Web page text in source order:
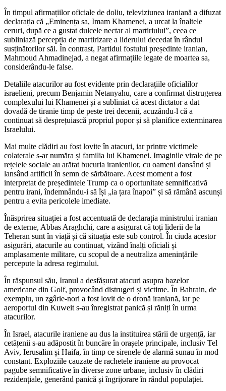
În timpul afirmațiilor oficiale de doliu, televiziunea iraniană a difuzat
declarația că „Eminența sa, Imam Khamenei, a urcat la înaltele
ceruri, după ce a gustat dulcele nectar al martiriului”, ceea ce
subliniază percepția de martirizare a liderului decedat în rândul
susținătorilor săi. În contrast, Partidul fostului președinte iranian,
Mahmoud Ahmadinejad, a negat afirmațiile legate de moartea sa,
considerându-le false.
Detaliile atacurilor au fost evidente prin declarațiile oficialilor
israelieni, precum Benjamin Netanyahu, care a confirmat distrugerea
complexului lui Khamenei și a subliniat că acest dictator a dat
dovadă de tiranie timp de peste trei decenii, acuzându-l că a
continuat să desprețuiască propriul popor și să planifice exterminarea
Israelului.
Mai multe clădiri au fost lovite în atacuri, iar printre victimele
colaterale s-ar număra și familia lui Khamenei. Imaginile virale de pe
rețelele sociale au arătat bucuria iranienilor, cu oameni dansând și
lansând artificii în semn de sărbătoare. Acest moment a fost
interpretat de președintele Trump ca o oportunitate semnificativă
pentru irani, îndemnându-i să își „ia țara înapoi” și să rămână ascunși
pentru a evita pericolele imediate.
Înăsprirea situației a fost accentuată de declarația ministrului iranian
de externe, Abbas Araghchi, care a asigurat că toți liderii de la
Teheran sunt în viață și că situația este sub control. În ciuda acestor
asigurări, atacurile au continuat, vizând înalți oficiali și
amplasamente militare, cu scopul de a neutraliza amenințările
percepute la adresa regimului.
În răspunsul său, Iranul a desfășurat atacuri asupra bazelor
americane din Golf, provocând distrugeri și victime. În Bahrain, de
exemplu, un zgârie-nori a fost lovit de o dronă iraniană, iar pe
aeroportul din Kuweit s-au înregistrat panică și răniți în urma
atacurilor.
În Israel, atacurile iraniene au dus la instituirea stării de urgență, iar
cetățenii s-au adăpostit în buncăre în orașele principale, inclusiv Tel
Aviv, Ierusalim și Haifa, în timp ce sirenele de alarmă sunau în mod
constant. Exploziile cauzate de rachetele iraniene au provocat
pagube semnificative în diverse zone urbane, inclusiv în clădiri
rezidențiale, generând panică și îngrijorare în rândul populației.